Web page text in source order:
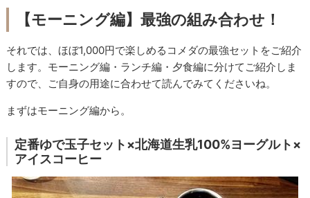
【モーニング編】最強の組み合わせ！
それでは、ほぼ1,000円で楽しめるコメダの最強セットをご紹介
します。モーニング編・ランチ編・夕食編に分けてご紹介しま
すので、ご自身の用途に合わせて読んでみてくださいね。
まずはモーニング編から。
定番ゆで玉子セット×北海道生乳100%ヨーグルト×
アイスコーヒー